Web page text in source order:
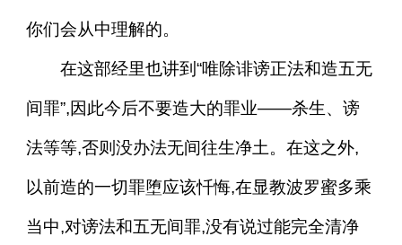
你们会从中理解的。
在这部经里也讲到“唯除诽谤正法和造五无
间罪”,因此今后不要造大的罪业——杀生、谤
法等等,否则没办法无间往生净土。在这之外,
以前造的一切罪堕应该忏悔,在显教波罗蜜多乘
当中,对谤法和五无间罪,没有说过能完全清净